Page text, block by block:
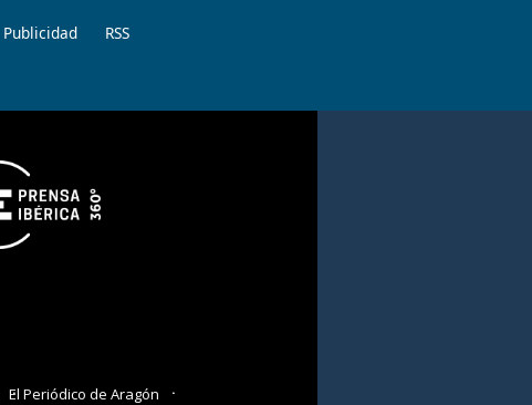
Publicidad RSS
El Periódico de Aragón